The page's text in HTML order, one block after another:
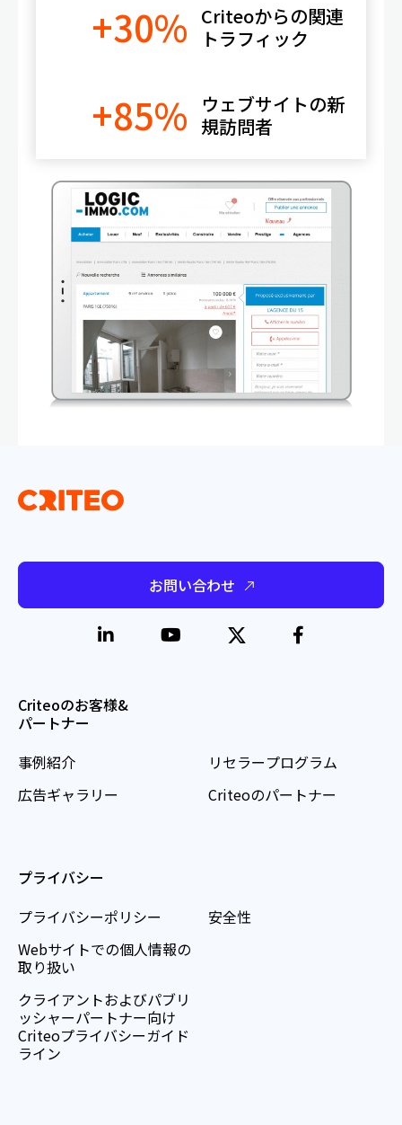
+30% Criteoからの関連
トラフィック
+85%
ウェブサイトの新
規訪問者
お問い合わせ
Criteoのお客様&
パートナー
事例紹介
広告ギャラリー
リセラープログラム
Criteoのパートナー
プライバシー
プライバシーポリシー
Webサイトでの個人情報の
取り扱い
クライアントおよびパブリ
ッシャーパートナー向け
Criteoプライバシーガイド
ライン
安全性